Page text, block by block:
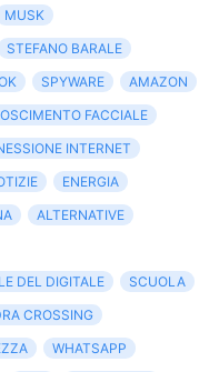
MUSK
STEFANO BARALE
SPYWARE
AMAZON
FACCIALE
INTERNET
ENERGIA
ALTERNATIVE
DEL DIGITALE
SCUOLA
CROSSING
WHATSAPP